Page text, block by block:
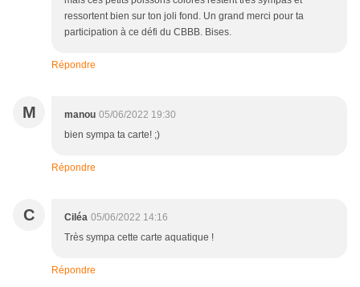
ressortent bien sur ton joli fond. Un grand merci pour ta
participation à ce défi du CBBB. Bises.
Répondre
M manou 05/06/2022 19:30
bien sympa ta carte! ;)
Répondre
C Ciléa 05/06/2022 14:16
Très sympa cette carte aquatique !
Répondre